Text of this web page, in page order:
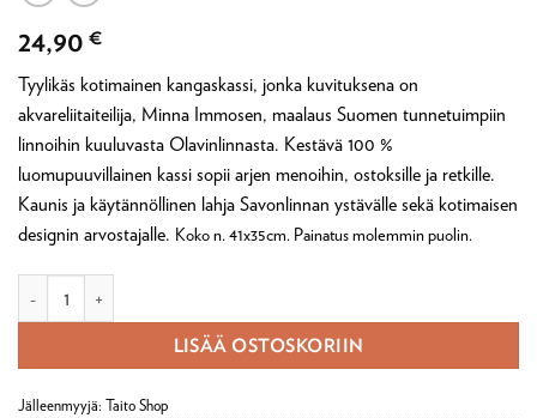
24,90 €
Tyylikäs kotimainen kangaskassi, jonka kuvituksena on
akvareliitaiteilija, Minna Immosen, maalaus Suomen tunnetuimpiin
linnoihin kuuluvasta Olavinlinnasta. Kestävä 100 %
luomupuuvillainen kassi sopii arjen menoihin, ostoksille ja retkille.
Kaunis ja käytännöllinen lahja Savonlinnan ystävälle sekä kotimaisen
designin arvostajalle. Koko n. 41x35cm. Painatus molemmin puolin.
LISÄÄ OSTOSKORIIN
Jälleenmyyjä: Taito Shop